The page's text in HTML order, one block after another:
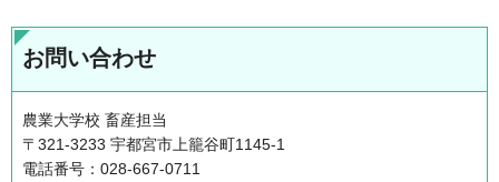
お問い合わせ
農業大学校 畜産担当
〒321-3233 宇都宮市上籠谷町1145-1
電話番号：028-667-0711